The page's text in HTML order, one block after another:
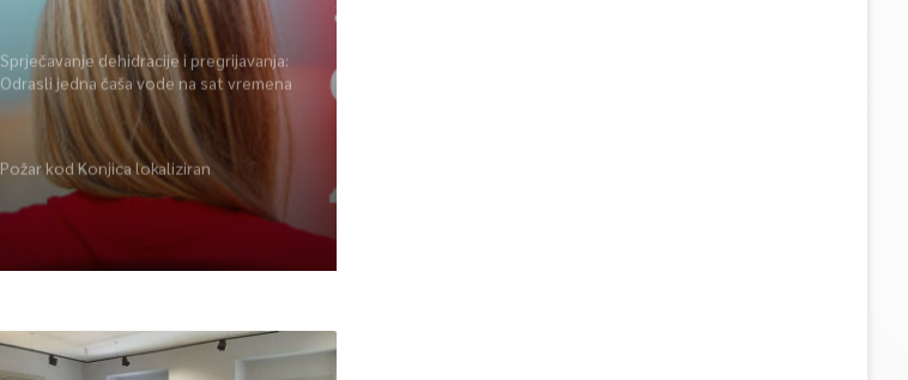
Sprječavanje dehidracije i pregrijavanja:
Odrasli jedna čaša vode na sat vremena
Požar kod Konjica lokaliziran